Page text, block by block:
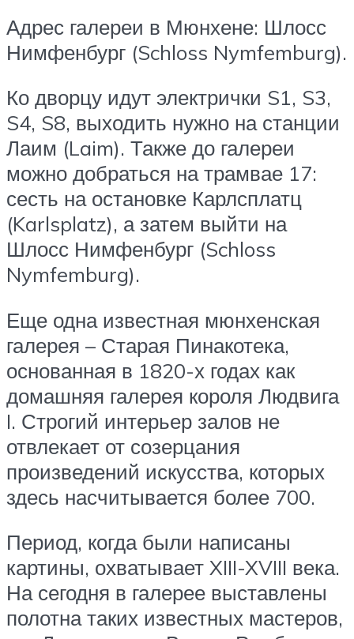
Адрес галереи в Мюнхене: Шлосс
Нимфенбург (Schloss Nymfemburg).
Ко дворцу идут электрички S1, S3,
S4, S8, выходить нужно на станции
Лаим (Laim). Также до галереи
можно добраться на трамвае 17:
сесть на остановке Карлсплатц
(Karlsplatz), а затем выйти на
Шлосс Нимфенбург (Schloss
Nymfemburg).
Еще одна известная мюнхенская
галерея – Старая Пинакотека,
основанная в 1820-х годах как
домашняя галерея короля Людвига
I. Строгий интерьер залов не
отвлекает от созерцания
произведений искусства, которых
здесь насчитывается более 700.
Период, когда были написаны
картины, охватывает XIII-XVIII века.
На сегодня в галерее выставлены
полотна таких известных мастеров,